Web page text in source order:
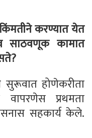
करण्यात येत
साठवणूक कामात
?
सुरूवात होणेकरीता
वापरणेस प्रथमता
सहकार्य केले.